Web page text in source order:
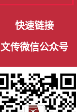
快速链接
文传微信公众号